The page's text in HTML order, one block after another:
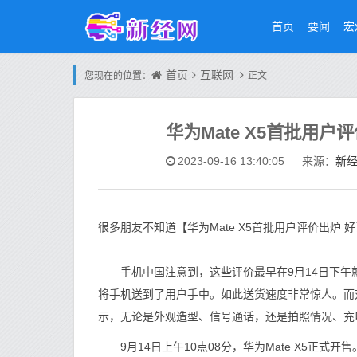
首页 要闻
您现在的位置： 首页 互联网 正文
华为Mate X5首批用户
2023-09-16 13:40:05 来源： 新
很多朋友不知道【华为Mate X5首批用户评价出炉
手机中国注意到，这些评价最早在9月14日下午
将手机送到了用户手中。如此送货速度非常惊人。
示，无论是外观造型、信号通话，还是拍照情况、
9月14日上午10点08分，华为Mate X5正式开售